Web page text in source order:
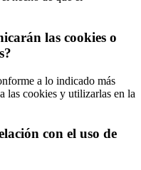
las cookies o
a lo indicado más
las cookies y utilizarlas en la
con el uso de